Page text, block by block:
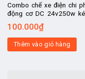
Combo chế xe điện chi
động cơ DC 24v250w
chế xe ô tô điện trẻ em,
scooter điện
100.000₫
Thêm vào giỏ hàng